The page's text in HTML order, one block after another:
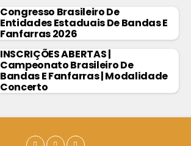
Congresso Brasileiro De
Entidades Estaduais De Bandas E
Fanfarras 2026
INSCRIÇÕES ABERTAS |
Campeonato Brasileiro De
Bandas E Fanfarras | Modalidade
Concerto